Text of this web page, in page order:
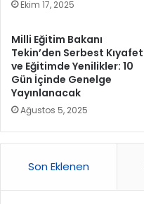
Ekim 17, 2025
Milli Eğitim Bakanı
Tekin’den Serbest Kıyafet
ve Eğitimde Yenilikler: 10
Gün İçinde Genelge
Yayınlanacak
Ağustos 5, 2025
Son Eklenen